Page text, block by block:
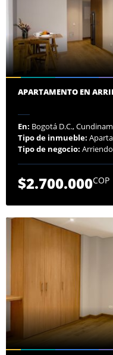
APARTAMENTO EN
En: Bogotá D.C.,
Tipo de inmueble:
Tipo de negocio: Arriendo
$2.700.000COP